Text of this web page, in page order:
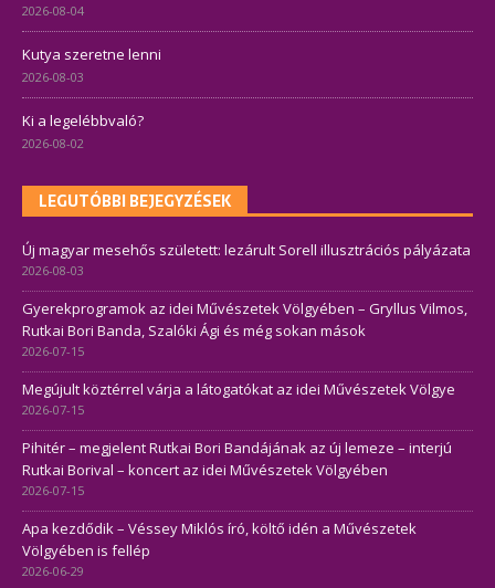
2026-08-04
Kutya szeretne lenni
2026-08-03
Ki a legelébbvaló?
2026-08-02
LEGUTÓBBI BEJEGYZÉSEK
Új magyar mesehős született: lezárult Sorell illusztrációs pályázata
2026-08-03
Gyerekprogramok az idei Művészetek Völgyében – Gryllus Vilmos,
Rutkai Bori Banda, Szalóki Ági és még sokan mások
2026-07-15
Megújult köztérrel várja a látogatókat az idei Művészetek Völgye
2026-07-15
Pihitér – megjelent Rutkai Bori Bandájának az új lemeze – interjú
Rutkai Borival – koncert az idei Művészetek Völgyében
2026-07-15
Apa kezdődik – Véssey Miklós író, költő idén a Művészetek
Völgyében is fellép
2026-06-29